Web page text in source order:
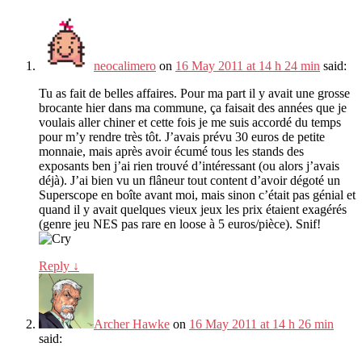
neocalimero on 16 May 2011 at 14 h 24 min said:
Tu as fait de belles affaires. Pour ma part il y avait une grosse
brocante hier dans ma commune, ça faisait des années que je
voulais aller chiner et cette fois je me suis accordé du temps
pour m’y rendre très tôt. J’avais prévu 30 euros de petite
monnaie, mais après avoir écumé tous les stands des
exposants ben j’ai rien trouvé d’intéressant (ou alors j’avais
déjà). J’ai bien vu un flâneur tout content d’avoir dégoté un
Superscope en boîte avant moi, mais sinon c’était pas génial et
quand il y avait quelques vieux jeux les prix étaient exagérés
(genre jeu NES pas rare en loose à 5 euros/pièce). Snif!
Reply ↓
Archer Hawke on 16 May 2011 at 14 h 26 min
said: